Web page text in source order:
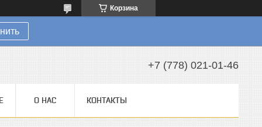
Корзина
+7 (778) 021-01-46
О НАС КОНТАКТЫ